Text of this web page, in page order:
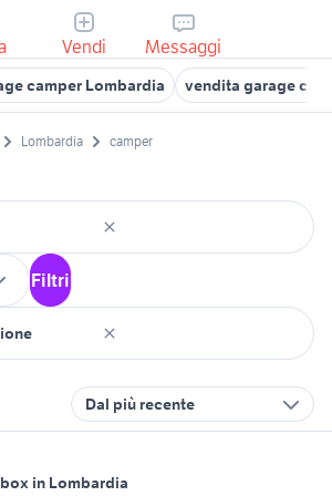
Vendi Messaggi
camper Lombardia vendita garage
Lombardia camper
Filtri
Dal più recente
in Lombardia